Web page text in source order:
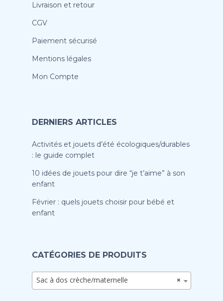
Livraison et retour
CGV
Paiement sécurisé
Mentions légales
Mon Compte
DERNIERS ARTICLES
Activités et jouets d’été écologiques/durables
: le guide complet
10 idées de jouets pour dire “je t’aime” à son
enfant
Février : quels jouets choisir pour bébé et
enfant
CATÉGORIES DE PRODUITS
×
Sac à dos crèche/maternelle